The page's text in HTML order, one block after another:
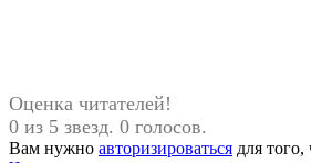
Оценка читателей!
0 из 5 звезд. 0 голосов.
Вам нужно авторизироваться для того,